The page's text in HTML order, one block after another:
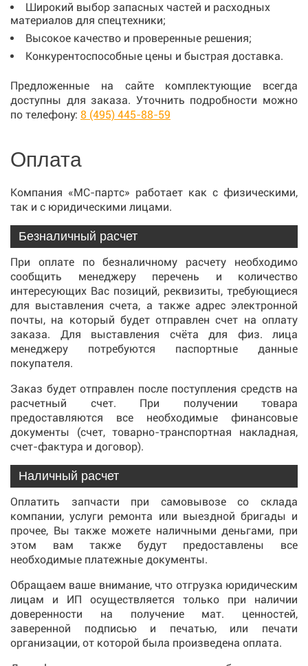
Широкий выбор запасных частей и расходных
материалов для спецтехники;
Высокое качество и проверенные решения;
Конкурентоспособные цены и быстрая доставка.
Предложенные на сайте комплектующие всегда
доступны для заказа. Уточнить подробности можно
по телефону: 8 (495) 445-88-59
Оплата
Компания «МС-партс» работает как с физическими,
так и с юридическими лицами.
Безналичный расчет
При оплате по безналичному расчету необходимо
сообщить менеджеру перечень и количество
интересующих Вас позиций, реквизиты, требующиеся
для выставления счета, а также адрес электронной
почты, на который будет отправлен счет на оплату
заказа. Для выставления счёта для физ. лица
менеджеру потребуются паспортные данные
покупателя.
Заказ будет отправлен после поступления средств на
расчетный счет. При получении товара
предоставляются все необходимые финансовые
документы (счет, товарно-транспортная накладная,
счет-фактура и договор).
Наличный расчет
Оплатить запчасти при самовывозе со склада
компании, услуги ремонта или выездной бригады и
прочее, Вы также можете наличными деньгами, при
этом вам также будут предоставлены все
необходимые платежные документы.
Обращаем ваше внимание, что отгрузка юридическим
лицам и ИП осуществляется только при наличии
доверенности на получение мат. ценностей,
заверенной подписью и печатью, или печати
организации, от которой была произведена оплата.